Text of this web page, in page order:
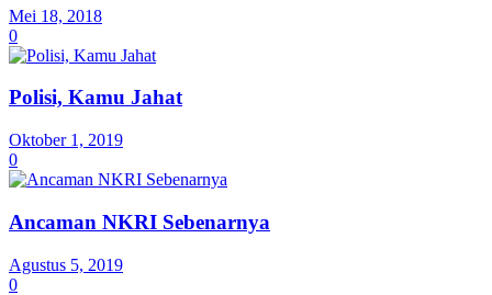
Mei 18, 2018
0
Polisi, Kamu Jahat
Oktober 1, 2019
0
Ancaman NKRI Sebenarnya
Agustus 5, 2019
0